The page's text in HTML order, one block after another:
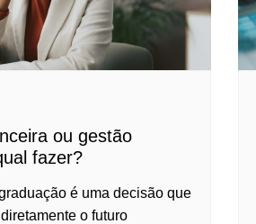
ou gestão
fazer?
é uma decisão que
o futuro